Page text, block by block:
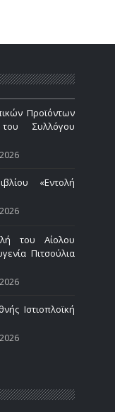
Προϊόντων
Συλλόγου
«Εντολή
του Αίολου
Πιτσούλια
Ιστιοπλοϊκή